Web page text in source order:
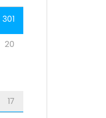
301
20
17